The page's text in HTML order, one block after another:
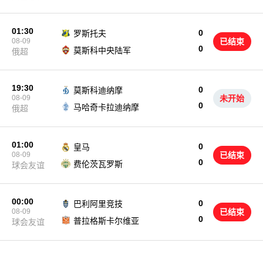
01:30
08-09
俄超
罗斯托夫
0
0
莫斯科中央陆军
已结束
19:30
08-09
俄超
莫斯科迪纳摩
0
0
马哈奇卡拉迪纳摩
未开始
01:00
08-09
球会友谊
皇马
0
0
费伦茨瓦罗斯
已结束
00:00
08-09
球会友谊
巴利阿里竞技
0
0
普拉格斯卡尔维亚
已结束